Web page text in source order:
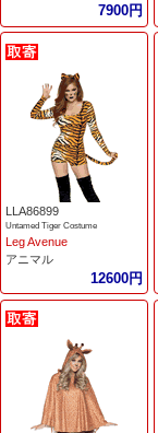
7900円
LLA86899
Untamed Tiger Costume
Leg Avenue
アニマル
12600円